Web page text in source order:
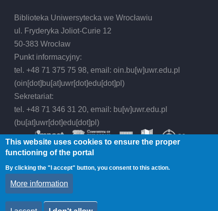
Biblioteka Uniwersytecka we Wrocławiu
ul. Fryderyka Joliot-Curie 12
50-383 Wrocław
Punkt informacyjny:
tel. +48 71 375 75 98, email:oin.bu[w]uwr.edu.pl
(oin[dot]bu[at]uwr[dot]edu[dot]pl)
Sekretariat:
tel. +48 71 346 31 20, email: bu[w]uwr.edu.pl
(bu[at]uwr[dot]edu[dot]pl)
© 2026 Wrocław University Library, All rights
reserved.
This website uses cookies to ensure the proper
functioning of the portal
By clicking the "I accept" button, you consent to this action.
More information